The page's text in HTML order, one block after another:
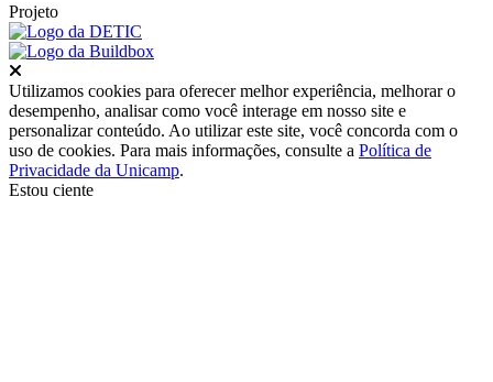
Projeto
Utilizamos cookies para oferecer melhor experiência, melhorar o
desempenho, analisar como você interage em nosso site e
personalizar conteúdo. Ao utilizar este site, você concorda com o
uso de cookies. Para mais informações, consulte a Política de
Privacidade da Unicamp.
Estou ciente